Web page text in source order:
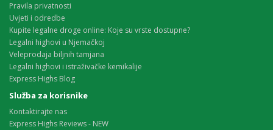
Pravila privatnosti
Uvjeti i odredbe
Kupite legalne droge online: Koje su vrste dostupne?
Legalni highovi u Njemačkoj
Veleprodaja biljnih tamjana
Legalni highovi i istraživačke kemikalije
Express Highs Blog
Služba za korisnike
Kontaktirajte nas
Express Highs Reviews - NEW